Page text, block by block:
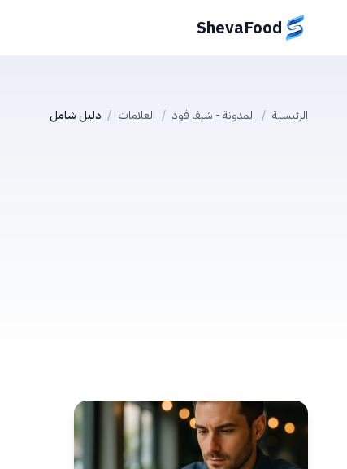
ShevaFood
الرئيسية / المدونة - شيفا فود / العلامات / دليل شامل